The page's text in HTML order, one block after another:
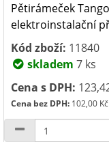
Pětirámeček
elektroinstalační
Kód zboží: 11840
skladem 7 ks
Cena s DPH:
Cena bez DPH: 102,00 Kč